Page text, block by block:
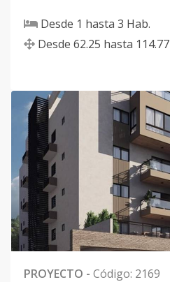
Desde 1 hasta 3 Hab.
Desde 62.25 hasta 114.77
PROYECTO - Código: 2169